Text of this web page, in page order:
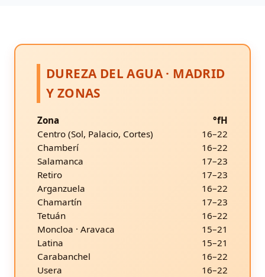
DUREZA DEL AGUA · MADRID
Y ZONAS
Zona
°fH
Centro (Sol, Palacio, Cortes)
16–22
Chamberí
16–22
Salamanca
17–23
Retiro
17–23
Arganzuela
16–22
Chamartín
17–23
Tetuán
16–22
Moncloa · Aravaca
15–21
Latina
15–21
Carabanchel
16–22
Usera
16–22